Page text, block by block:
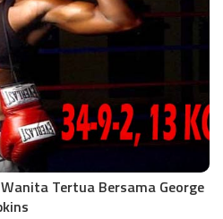
Tertua Bersama George